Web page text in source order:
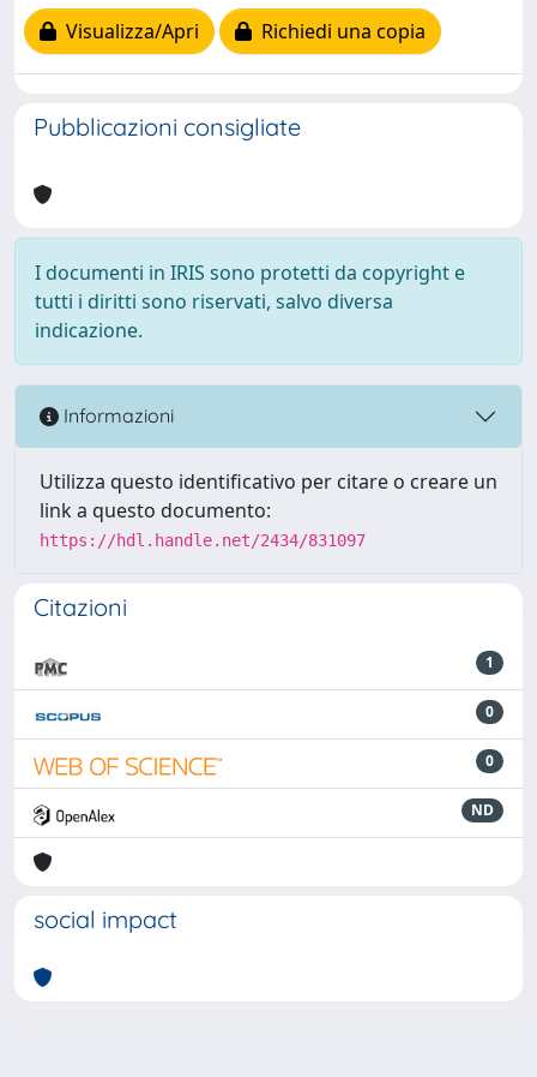
Visualizza/Apri
Richiedi una copia
Pubblicazioni consigliate
I documenti in IRIS sono protetti da copyright e
tutti i diritti sono riservati, salvo diversa
indicazione.
Informazioni
Utilizza questo identificativo per citare o creare un
link a questo documento:
https://hdl.handle.net/2434/831097
Citazioni
1
0
0
ND
social impact